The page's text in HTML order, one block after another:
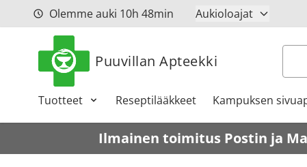
Siirry sisältöönOlemme auki 10h 48min Aukioloajat
Puuvillan Apteekki Haku
Tuotteet Reseptilääkkeet Kampuksen
Ilmainen toimitus Postin ja